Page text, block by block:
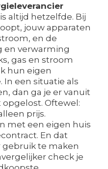
altijd hetzelfde. Bij
jouw apparaten
en de
en verwarming
gas en stroom
hun eigen
In een situatie als
dan ga je er vanuit
Oftewel:
prijs.
met een eigen huis
En dat
gebruik te maken
check je